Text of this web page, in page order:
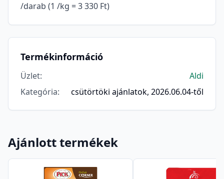
/darab (1 /kg = 3 330 Ft)
Termékinformáció
Üzlet:
Aldi
Kategória: csütörtöki ajánlatok, 2026.06.04-től
Ajánlott termékek